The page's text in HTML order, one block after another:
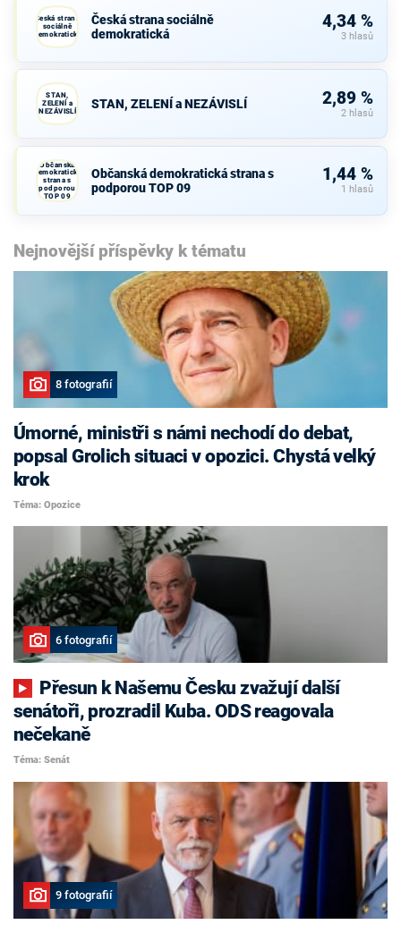
Česká strana
sociálně
demokratická
Česká strana sociálně
demokratická
4,34 %
3 hlasů
STAN,
ZELENÍ a
NEZÁVISLÍ
STAN, ZELENÍ a NEZÁVISLÍ 2,89 %
2 hlasů
Občanská
demokratická
strana s
podporou
TOP 09
Občanská demokratická strana s
podporou TOP 09
1,44 %
1 hlasů
Nejnovější příspěvky k tématu
8 fotografií
Úmorné, ministři s námi nechodí do debat,
popsal Grolich situaci v opozici. Chystá velký
krok
Téma: Opozice
6 fotografií
senátoři, prozradil Kuba. ODS reagovala
nečekaně
Téma: Senát
9 fotografií